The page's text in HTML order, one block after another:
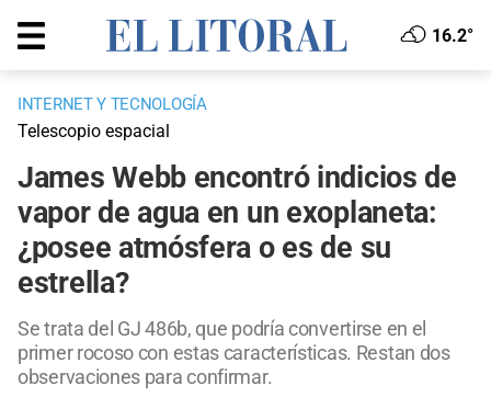
16.2°
INTERNET Y TECNOLOGÍA
Telescopio espacial
James Webb encontró indicios de
vapor de agua en un exoplaneta:
¿posee atmósfera o es de su
estrella?
Se trata del GJ 486b, que podría convertirse en el
primer rocoso con estas características. Restan dos
observaciones para confirmar.